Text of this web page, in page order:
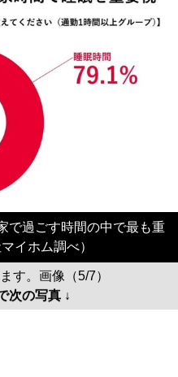
で過ごす時間の中で最も重
イホム調べ）
す。画像（5/7）
次の写真 ↓